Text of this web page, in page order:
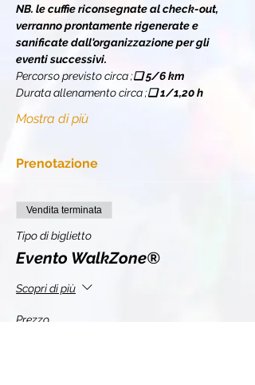
NB. le cuffie riconsegnate al check-out,
verranno prontamente rigenerate e
sanificate dall'organizzazione per gli
eventi successivi.
Percorso previsto circa ;❏ 5/6 km
Durata allenamento circa ;❏ 1/1,20 h
Mostra di più
Prenotazione
Vendita terminata
Tipo di biglietto
Evento WalkZone®
Scopri di più
Prezzo